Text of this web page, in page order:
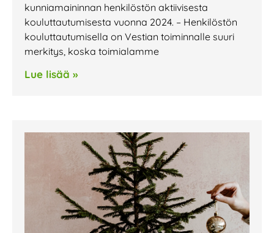
kunniamaininnan henkilöstön aktiivisesta
kouluttautumisesta vuonna 2024. – Henkilöstön
kouluttautumisella on Vestian toiminnalle suuri
merkitys, koska toimialamme
Lue lisää »